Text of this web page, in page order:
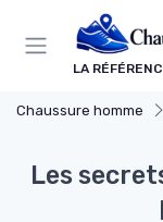
LA
Chaussure homme
Les
Panneau de